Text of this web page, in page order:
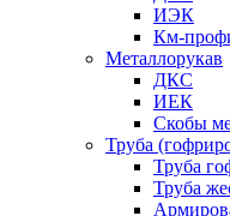
ИЭК
Км-
Металлорукав
ДКС
ИЕК
Скобы
Труба
Труба
Труба